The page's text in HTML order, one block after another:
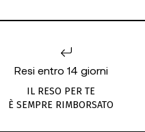
Resi entro 14 giorni
IL RESO PER TE
È SEMPRE RIMBORSATO